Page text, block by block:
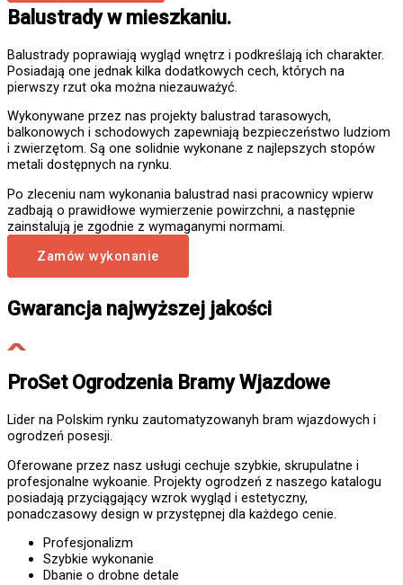
Balustrady w mieszkaniu.
Balustrady poprawiają wygląd wnętrz i podkreślają ich charakter.
Posiadają one jednak kilka dodatkowych cech, których na
pierwszy rzut oka można niezauważyć.
Wykonywane przez nas projekty balustrad tarasowych,
balkonowych i schodowych zapewniają bezpieczeństwo ludziom
i zwierzętom. Są one solidnie wykonane z najlepszych stopów
metali dostępnych na rynku.
Po zleceniu nam wykonania balustrad nasi pracownicy wpierw
zadbają o prawidłowe wymierzenie powirzchni, a następnie
zainstalują je zgodnie z wymaganymi normami.
Zamów wykonanie
Gwarancja najwyższej jakości
ProSet Ogrodzenia Bramy Wjazdowe
Lider na Polskim rynku zautomatyzowanyh bram wjazdowych i
ogrodzeń posesji.
Oferowane przez nasz usługi cechuje szybkie, skrupulatne i
profesjonalne wykoanie. Projekty ogrodzeń z naszego katalogu
posiadają przyciągający wzrok wygląd i estetyczny,
ponadczasowy design w przystępnej dla każdego cenie.
Profesjonalizm
Szybkie wykonanie
Dbanie o drobne detale